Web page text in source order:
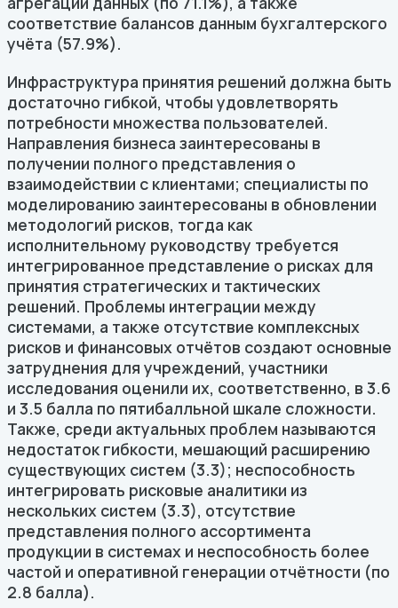
соответствие балансов данным бухгалтерского
учёта (57.9%).
Инфраструктура принятия решений должна быть
достаточно гибкой, чтобы удовлетворять
потребности множества пользователей.
Направления бизнеса заинтересованы в
получении полного представления о
взаимодействии с клиентами; специалисты по
моделированию заинтересованы в обновлении
методологий рисков, тогда как
исполнительному руководству требуется
интегрированное представление о рисках для
принятия стратегических и тактических
решений. Проблемы интеграции между
системами, а также отсутствие комплексных
рисков и финансовых отчётов создают основные
затруднения для учреждений, участники
исследования оценили их, соответственно, в 3.6
и 3.5 балла по пятибалльной шкале сложности.
Также, среди актуальных проблем называются
недостаток гибкости, мешающий расширению
существующих систем (3.3); неспособность
интегрировать рисковые аналитики из
нескольких систем (3.3), отсутствие
представления полного ассортимента
продукции в системах и неспособность более
частой и оперативной генерации отчётности (по
2.8 балла).